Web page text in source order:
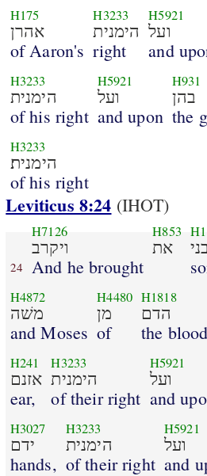
H175
אהרן
of Aaron's
H3233
הימנית
right
H5921
ועל
and
H3233
הימנית
of his right
H5921
ועל
and upon
H931
בהן
the
H3233
הימנית׃
of his right
Leviticus 8:24 (IHOT)
24
H7126
ויקרב
And he brought
H853
את
H4872
משׁה
and Moses
H4480
מן
of
H1818
הדם
the blood
H241
אזנם
ear,
H3233
הימנית
of their right
H5921
ועל
and
H3027
ידם
hands,
H3233
הימנית
of their right
H5921
ועל
and